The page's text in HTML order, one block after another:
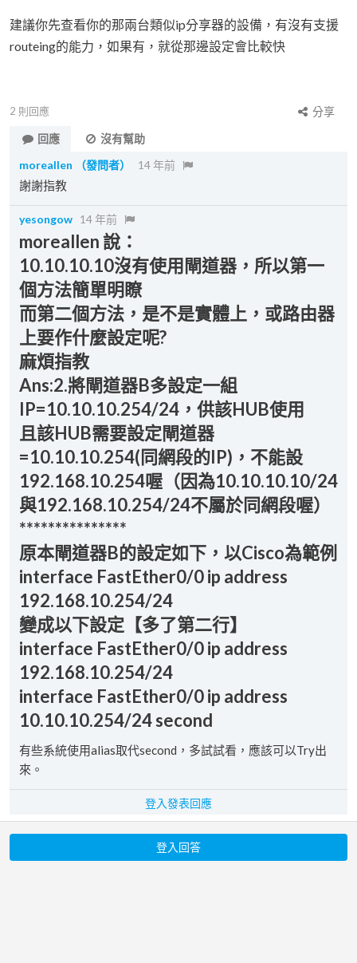
建議你先查看你的那兩台類似ip分享器的設備，有沒有支援
routeing的能力，如果有，就從那邊設定會比較快
2 則回應
分享
回應
沒有幫助
moreallen
（發問者） 14 年前
謝謝指教
yesongow 14 年前
moreallen 說：
10.10.10.10沒有使用閘道器，所以第一
個方法簡單明瞭
而第二個方法，是不是實體上，或路由器
上要作什麼設定呢?
麻煩指教
Ans:2.將閘道器B多設定一組
IP=10.10.10.254/24，供該HUB使用
且該HUB需要設定閘道器
=10.10.10.254(同網段的IP)，不能設
192.168.10.254喔（因為10.10.10.10/24
與192.168.10.254/24不屬於同網段喔）
***************
原本閘道器B的設定如下，以Cisco為範例
interface FastEther0/0 ip address
192.168.10.254/24
變成以下設定【多了第二行】
interface FastEther0/0 ip address
192.168.10.254/24
interface FastEther0/0 ip address
10.10.10.254/24 second
有些系統使用alias取代second，多試試看，應該可以Try出
來。
登入發表回應
登入回答